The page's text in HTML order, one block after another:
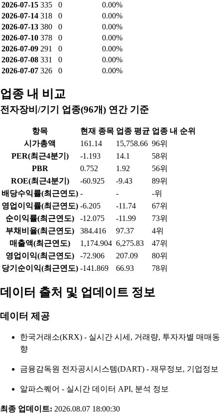
2026-07-15 335 0
0.00%
2026-07-14 318 0
0.00%
2026-07-13 380 0
0.00%
2026-07-10 378 0
0.00%
2026-07-09 291 0
0.00%
2026-07-08 331 0
0.00%
2026-07-07 326 0 0.00%
업종 내 비교
전자장비/기기 업종(96개) 연간 기준
항목 현재 종목 업종 평균 업종 내 순위
시가총액
161.14 15,758.66 96위
PER(최근4분기)
-1.193 14.1
58위
PBR
0.752 1.92
56위
ROE(최근4분기)
-60.925 -9.43
89위
배당수익률(최근연도) - -
-위
영업이익률(최근연도) -6.205 -11.74
67위
순이익률(최근연도)
-12.075 -11.99
73위
부채비율(최근연도)
384.416 97.37
4위
매출액(최근연도)
1,174.904 6,275.83
47위
영업이익(최근연도)
-72.906 207.09
80위
당기순이익(최근연도) -141.869 66.93 78위
데이터 출처 및 업데이트 정보
데이터 제공
한국거래소(KRX) - 실시간 시세, 거래량, 투자자별 매매동
향
금융감독원 전자공시시스템(DART) - 재무정보, 기업정보
알파스퀘어 - 실시간 데이터 API, 분석 정보
최종 업데이트: 2026.08.07 18:00:30